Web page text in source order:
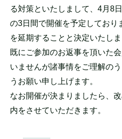
る対策といたしまして、4月8
の3日間で開催を予定しており
を延期することと決定いたしま
既にご参加のお返事を頂いた
いませんが諸事情をご理解の
うお願い申し上げます。
なお開催が決まりましたら、
内をさせていただきます。